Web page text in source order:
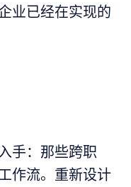
业已经在实现的
手：那些跨职
作流。重新设计